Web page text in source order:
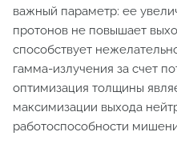
важный параметр: ее
протонов не повышает
способствует
гамма-излучения за счет
оптимизация толщины
максимизации выхода
работоспособности